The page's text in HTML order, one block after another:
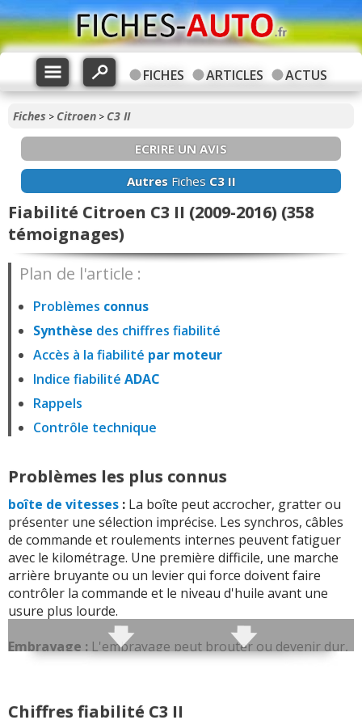
FICHES ARTICLES ACTUS
Fiches > Citroen > C3 II
ECRIRE UN AVIS
AutresFiches C3 II
Fiabilité Citroen C3 II (2009-2016) (358
témoignages)
Plan de l'article :
Problèmes connus
Synthèse des chiffres fiabilité
Accès à la fiabilité par moteur
Indice fiabilité ADAC
Rappels
Contrôle technique
Problèmes les plus connus
boîte de vitesses : La boîte peut accrocher, gratter ou
présenter une sélection imprécise. Les synchros, câbles
de commande et roulements internes peuvent fatiguer
avec le kilométrage. Une première difficile, une marche
arrière bruyante ou un levier qui force doivent faire
contrôler la commande et le niveau d'huile avant une
usure plus lourde.
Embrayage : L'embrayage peut brouter ou devenir dur,
rapports durs et fatigue la boîte.
Chiffres fiabilité C3 II